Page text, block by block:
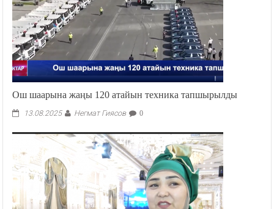
Ош шаарына жаңы 120 атайын техника тапшырылды
13.08.2025 Негмат Гиясов 0